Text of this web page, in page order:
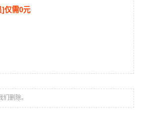
]仅需0元
删除。